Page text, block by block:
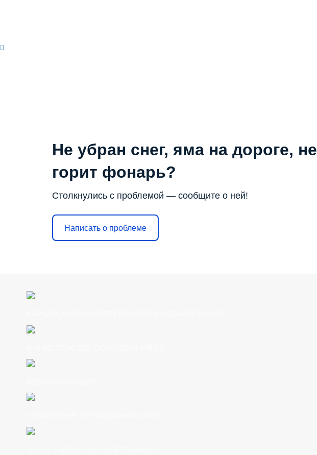
Не убран снег, яма на дороге, не
горит фонарь?
Столкнулись с проблемой — сообщите о ней!
Написать о проблеме